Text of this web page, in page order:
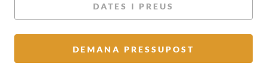
DATES I PREUS
DEMANA PRESSUPOST